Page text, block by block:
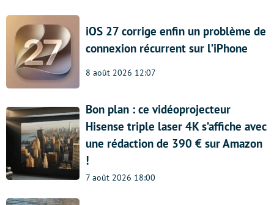
iOS 27 corrige enfin un problème de
connexion récurrent sur l’iPhone
8 août 2026 12:07
Bon plan : ce vidéoprojecteur
Hisense triple laser 4K s’affiche avec
une rédaction de 390 € sur Amazon
!
7 août 2026 18:00